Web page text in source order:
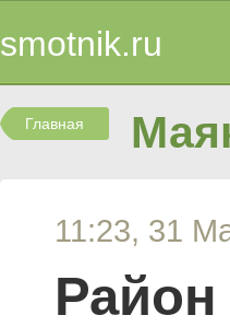
smotnik.ru
Главная
11:23, 31
Район